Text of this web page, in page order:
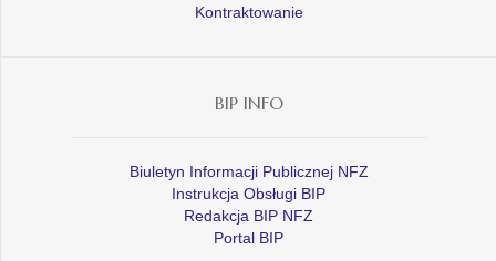
Kontraktowanie
BIP INFO
Biuletyn Informacji Publicznej NFZ
Instrukcja Obsługi BIP
Redakcja BIP NFZ
Portal BIP